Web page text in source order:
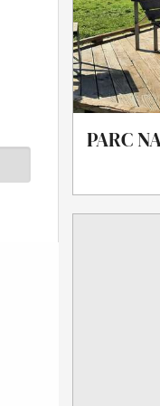
PARC